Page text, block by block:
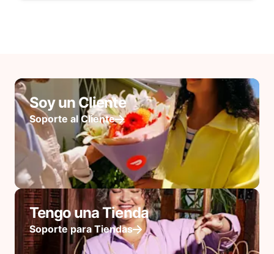
Soy un Cliente
Soporte al Cliente
Tengo una Tienda
Soporte para Tiendas